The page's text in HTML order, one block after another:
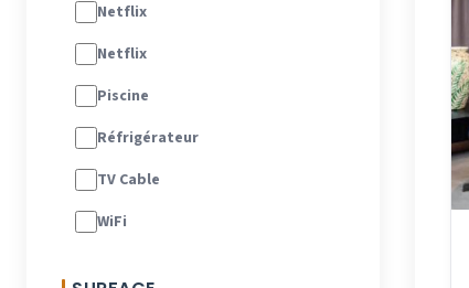
Netflix
Netflix
Piscine
Réfrigérateur
TV Cable
WiFi